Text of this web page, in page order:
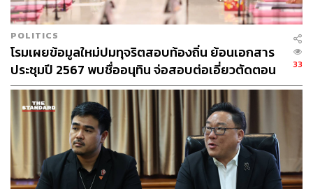
POLITICS
โรมเผยข้อมูลใหม่ปมทุจริตสอบท้องถิ่น ย้อนเอกสาร
ประชุมปี 2567 พบชื่ออนุทิน จ่อสอบต่อเอี่ยวตัดตอน
ม.บูรพา หรือไม่
33